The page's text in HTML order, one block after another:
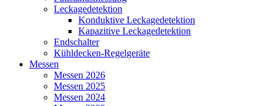
Leckagedetektion
Konduktive Leckagedetektion
Kapazitive Leckagedetektion
Endschalter
Kühldecken-Regelgeräte
Messen
Messen 2026
Messen 2025
Messen 2024